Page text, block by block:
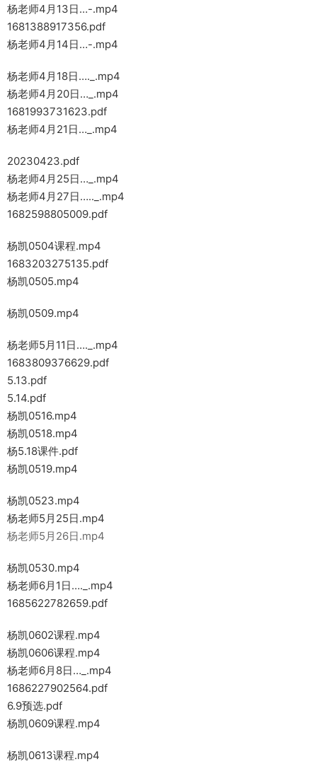
杨老师4月13日…-.mp4
1681388917356.pdf
杨老师4月14日…-.mp4
杨老师4月18日…._.mp4
杨老师4月20日…_.mp4
1681993731623.pdf
杨老师4月21日…_.mp4
20230423.pdf
杨老师4月25日…_.mp4
杨老师4月27日….._.mp4
1682598805009.pdf
杨凯0504课程.mp4
1683203275135.pdf
杨凯0505.mp4
杨凯0509.mp4
杨老师5月11日…._.mp4
1683809376629.pdf
5.13.pdf
5.14.pdf
杨凯0516.mp4
杨凯0518.mp4
杨5.18课件.pdf
杨凯0519.mp4
杨凯0523.mp4
杨老师5月25日.mp4
杨老师5月26日.mp4
杨凯0530.mp4
杨老师6月1日…._.mp4
1685622782659.pdf
杨凯0602课程.mp4
杨凯0606课程.mp4
杨老师6月8日…_.mp4
1686227902564.pdf
6.9预选.pdf
杨凯0609课程.mp4
杨凯0613课程.mp4